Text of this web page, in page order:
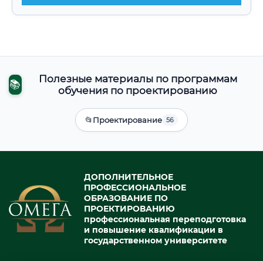
📚
Полезные материалы по программам
обучения по проектированию
📂Проектирование 56
ДОПОЛНИТЕЛЬНОЕ
ПРОФЕССИОНАЛЬНОЕ
ОБРАЗОВАНИЕ ПО
ПРОЕКТИРОВАНИЮ
профессиональная переподготовка
и повышение квалификации в
государственном университете